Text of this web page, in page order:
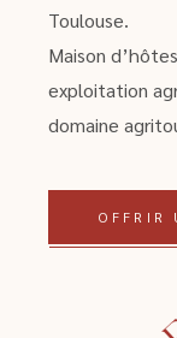
Toulouse.
Maison
exploitation
domaine
OFFRIR